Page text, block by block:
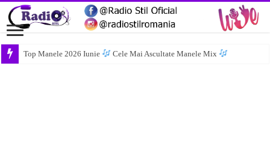
Top Manele 2026 Iunie Cele Mai Ascultate Manele Mix